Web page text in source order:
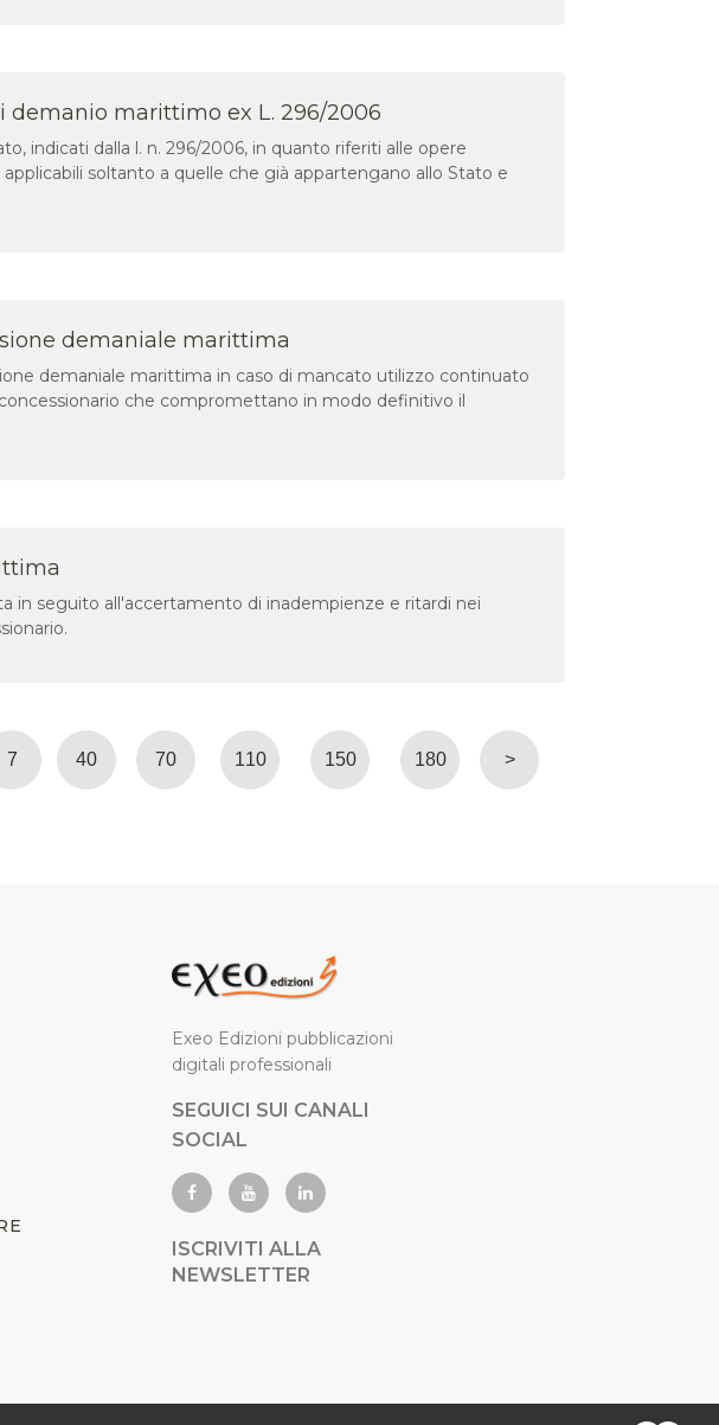
demanio marittimo ex L. 296/2006
indicati dalla l. n. 296/2006, in quanto riferiti alle opere
soltanto a quelle che già appartengano allo Stato e
demaniale marittima
demaniale marittima in caso di mancato utilizzo continuato
che compromettano in modo definitivo il
in seguito all'accertamento di inadempienze e ritardi nei
7 40 70 110 150 180 >
Exeo Edizioni pubblicazioni
digitali professionali
SEGUICI SUI CANALI
SOCIAL
ISCRIVITI ALLA
NEWSLETTER